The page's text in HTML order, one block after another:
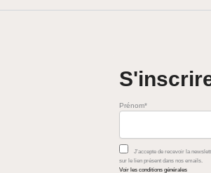
Prénom*
J'accepte de recevoir la
sur le lien présent dans nos emails.
Voir les conditions générales